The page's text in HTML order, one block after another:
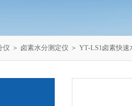
仪 ＞ 卤素水分测定仪 ＞ YT-LS1卤素快速